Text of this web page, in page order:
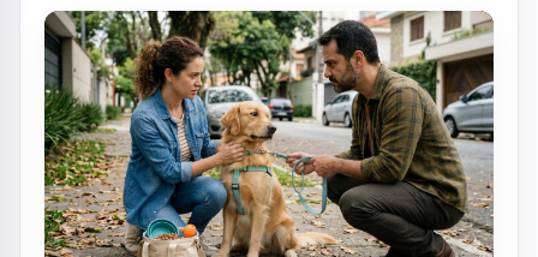
Quando não houver acordo entre as partes,
caberá ao juiz definir como será feita a guarda
R PorRedação
Portal AquiVale
Publicado em 05 de abril de 2026